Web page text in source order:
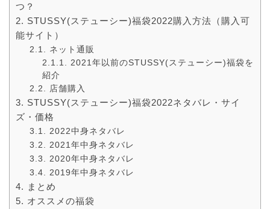
つ？
STUSSY(ステューシー)福袋2022購入方法（購入可
能サイト）
ネット通販
2021年以前のSTUSSY(ステューシー)福袋を
紹介
店舗購入
STUSSY(ステューシー)福袋2022ネタバレ・サイ
ズ・価格
2022中身ネタバレ
2021年中身ネタバレ
2020年中身ネタバレ
2019年中身ネタバレ
まとめ
オススメの福袋